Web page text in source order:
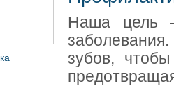
Наша цель
зубов,